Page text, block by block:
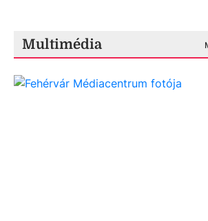
Multimédia